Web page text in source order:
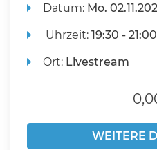
Datum: Mo.
Uhrzeit:19:30 -
Ort: Livestream
WEITERE